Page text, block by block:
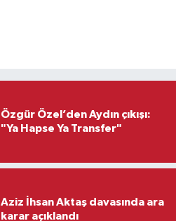
Özgür Özel’den Aydın çıkışı:
"Ya Hapse Ya Transfer"
Aziz İhsan Aktaş davasında ara
karar açıklandı